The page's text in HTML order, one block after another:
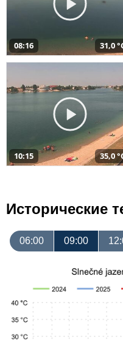
08:16 31,0
10:15 35,0
Исторические
06:00 09:00